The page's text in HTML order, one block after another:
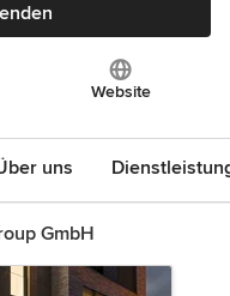
Website
uns
GmbH